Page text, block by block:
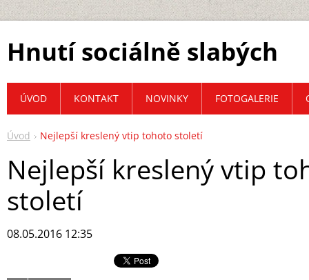
Hnutí sociálně slabých
Úvod Nejlepší kreslený vtip tohoto století
Nejlepší kreslený vtip
století
08.05.2016 12:35
ÚVOD KONTAKT NOVINKY FOTOGALERIE